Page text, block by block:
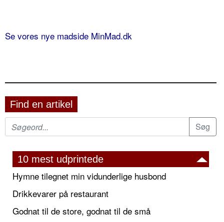
Se vores nye madside MinMad.dk
Find en artikel
10 mest udprintede
Hymne tilegnet min vidunderlige husbond
Drikkevarer på restaurant
Godnat til de store, godnat til de små